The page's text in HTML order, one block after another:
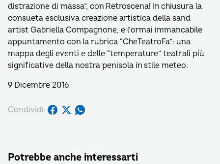
distrazione di massa”, con Retroscena! In chiusura la
consueta esclusiva creazione artistica della sand
artist Gabriella Compagnone, e l’ormai immancabile
appuntamento con la rubrica “CheTeatroFa”: una
mappa degli eventi e delle “temperature” teatrali più
significative della nostra penisola in stile meteo.
9 Dicembre 2016
Condividi:
Potrebbe anche interessarti